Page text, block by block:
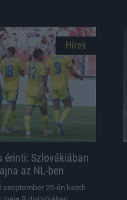
Hírek
Szlovákiában
az NL-ben
25-én kezdi